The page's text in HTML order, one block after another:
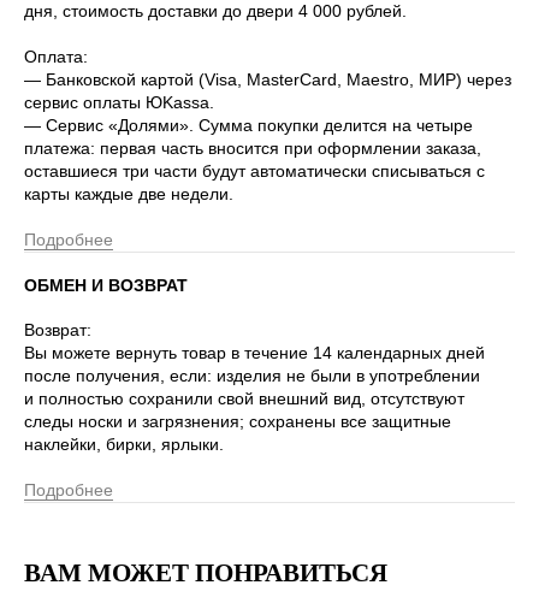
дня, стоимость доставки до двери 4 000 рублей.
Оплата:
— Банковской картой (Visa, MasterCard, Maestro, МИР) через
сервис оплаты ЮKassa.
— Сервис «Долями». Сумма покупки делится на четыре
платежа: первая часть вносится при оформлении заказа,
оставшиеся три части будут автоматически списываться с
карты каждые две недели.
Подробнее
ОБМЕН И ВОЗВРАТ
Возврат:
Вы можете вернуть товар в течение 14 календарных дней
после получения, если: изделия не были в употреблении
и полностью сохранили свой внешний вид, отсутствуют
следы носки и загрязнения; сохранены все защитные
наклейки, бирки, ярлыки.
Подробнее
ВАМ МОЖЕТ ПОНРАВИТЬСЯ